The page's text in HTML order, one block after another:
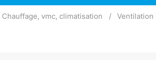
Chauffage, vmc, climatisation Ventilation